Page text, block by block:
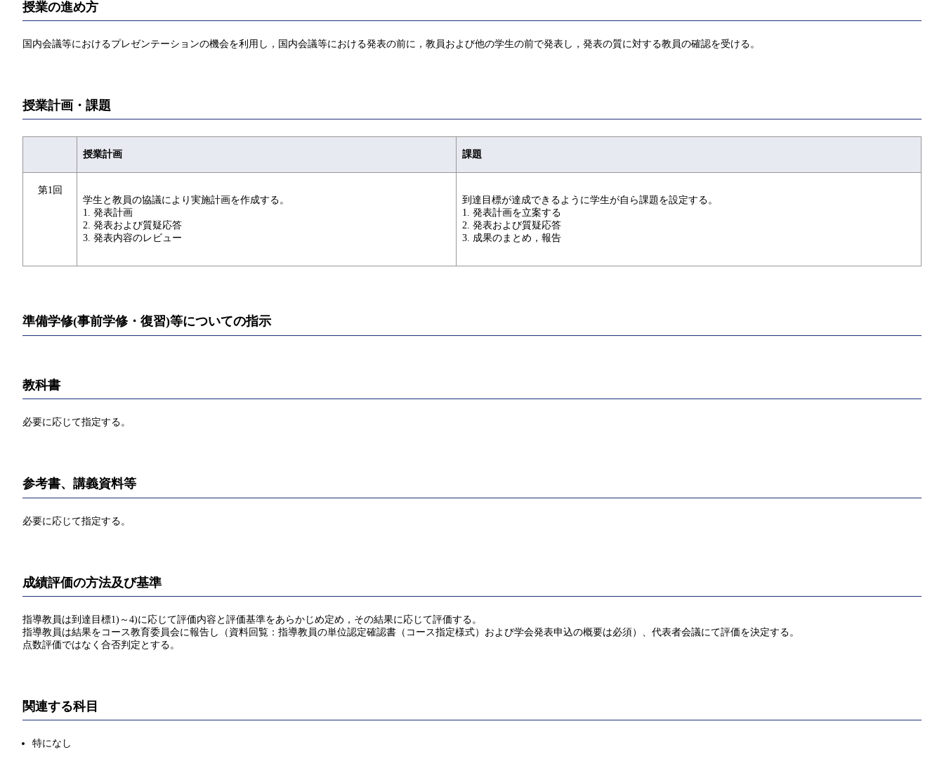
授業の進め方
国内会議等におけるプレゼンテーションの機会を利用し，国内会議等における発表の前に，教員および他の学生の前で発表し，発表の質に対する教員の確認を受ける。
授業計画・課題
授業計画 課題
第1回
学生と教員の協議により実施計画を作成する。
1. 発表計画
2. 発表および質疑応答
3. 発表内容のレビュー
到達目標が達成できるように学生が自ら課題を設定する。
1. 発表計画を立案する
2. 発表および質疑応答
3. 成果のまとめ，報告
準備学修(事前学修・復習)等についての指示
教科書
必要に応じて指定する。
参考書、講義資料等
必要に応じて指定する。
成績評価の方法及び基準
指導教員は到達目標1)～4)に応じて評価内容と評価基準をあらかじめ定め，その結果に応じて評価する。
指導教員は結果をコース教育委員会に報告し（資料回覧：指導教員の単位認定確認書（コース指定様式）および学会発表申込の概要は必須）、代表者会議にて評価を決定する。
点数評価ではなく合否判定とする。
関連する科目
特になし